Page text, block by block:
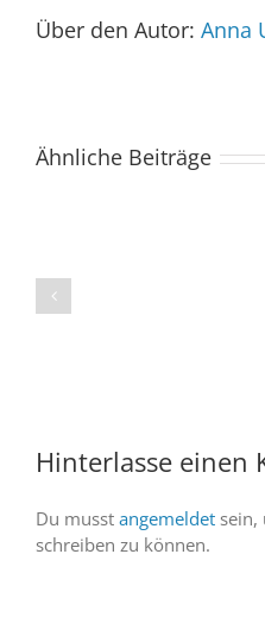
Über den Autor: Anna
Ähnliche Beiträge
dabei
Hinterlasse einen
Du musst angemeldet sein,
schreiben zu können.